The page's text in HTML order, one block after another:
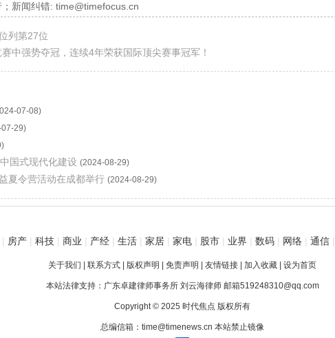
新闻纠错: time@timefocus.cn
列第27位
中强势夺冠，连续4年荣获国际顶尖赛事冠军！
07-08)
29)
国式现代化建设 (2024-08-29)
夏令营活动在成都举行 (2024-08-29)
| 房产 | 科技 | 商业 | 产经 | 生活 | 家居 | 家电 | 股市 | 业界 | 数码 | 网络 | 通信 |
关于我们 联系方式 版权声明 免责声明 友情链接 加入收藏 设为首页
本站法律支持：广东卓建律师事务所 刘云海律师 邮箱519248310@qq.com
Copyright © 2025 时代焦点 版权所有
总编信箱：time@timenews.cn 本站禁止镜像